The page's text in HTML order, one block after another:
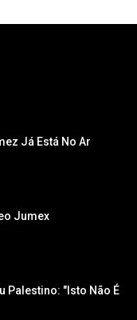
Já Está No Ar
Jumex
Palestino: "Isto Não É